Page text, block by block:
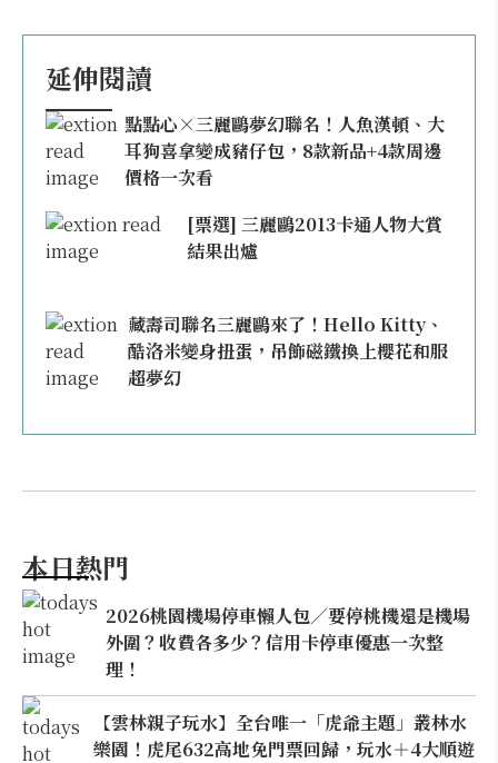
延伸閱讀
點點心×三麗鷗夢幻聯名！人魚漢頓、大
耳狗喜拿變成豬仔包，8款新品+4款周邊
價格一次看
[票選] 三麗鷗2013卡通人物大賞
結果出爐
藏壽司聯名三麗鷗來了！Hello Kitty、
酷洛米變身扭蛋，吊飾磁鐵換上櫻花和服
超夢幻
本日熱門
2026桃園機場停車懶人包／要停桃機還是機場
外圍？收費各多少？信用卡停車優惠一次整
理！
【雲林親子玩水】全台唯一「虎爺主題」叢林水
樂園！虎尾632高地免門票回歸，玩水＋4大順遊